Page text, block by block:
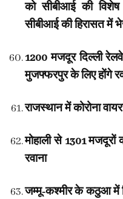
को सीबीआई की
सीबीआई की हिरासत में
1200 मजदूर दिल्ली
मुजफ्फरपुर के लिए होंगे
राजस्थान में कोरोना
मोहाली से 1301
रवाना
जम्मू-कश्मीर के कठुआ में